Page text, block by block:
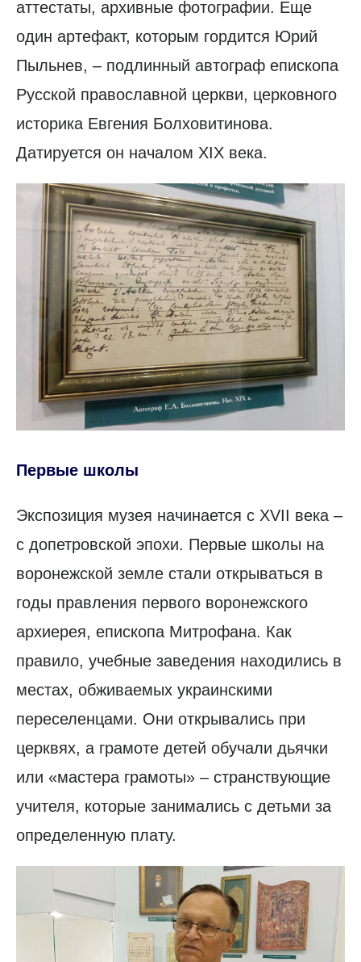
аттестаты, архивные фотографии. Еще
один артефакт, которым гордится Юрий
Пыльнев, – подлинный автограф епископа
Русской православной церкви, церковного
историка Евгения Болховитинова.
Датируется он началом XIX века.
Первые школы
Экспозиция музея начинается с XVII века –
с допетровской эпохи. Первые школы на
воронежской земле стали открываться в
годы правления первого воронежского
архиерея, епископа Митрофана. Как
правило, учебные заведения находились в
местах, обживаемых украинскими
переселенцами. Они открывались при
церквях, а грамоте детей обучали дьячки
или «мастера грамоты» – странствующие
учителя, которые занимались с детьми за
определенную плату.